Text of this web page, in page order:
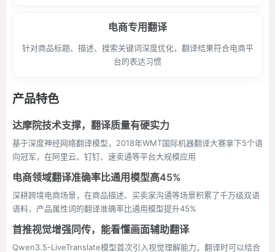
电商专用翻译
针对商品标题、描述、搜索关键词深度优化，翻译结果符合电商平
台的表达习惯
产品特色
达摩院技术支撑，翻译质量有硬实力
基于深度神经网络翻译模型，2018年WMT国际机器翻译大赛拿下5个语
向冠军，在阿里云、钉钉、速卖通等平台大规模应用
电商领域翻译准确率比通用模型高45%
深耕跨境电商场景，在商品描述、买卖家沟通等场景积累了千万级双语
语料，产品属性词的翻译准确率比通用模型提升45%
首推视觉增强同传，能看懂画面辅助翻译
Qwen3.5-LiveTranslate模型首次引入视觉理解能力，翻译时可以结合